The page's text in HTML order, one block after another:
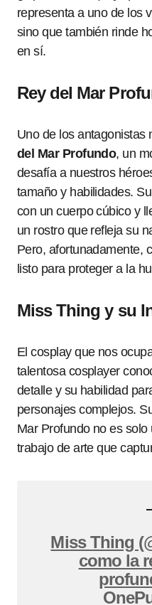
representa a uno de los
sino que también rinde
en sí.
Rey del Mar
Uno de los antagonistas
del Mar Profundo, un
desafía a nuestros
tamaño y habilidades.
con un cuerpo cúbico y
un rostro que refleja su
Pero, afortunadamente,
listo para proteger a la
Miss Thing y su
El cosplay que nos
talentosa cosplayer
detalle y su habilidad
personajes complejos.
Mar Profundo no es
trabajo de arte que
Miss Thing
como la